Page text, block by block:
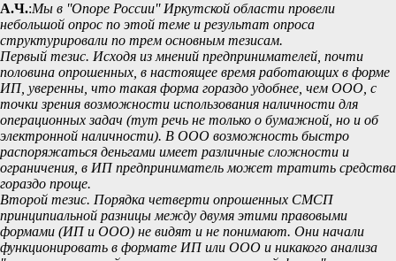
А.Ч.:Мы в ''Опоре России'' Иркутской области провели
небольшой опрос по этой теме и результат опроса
структурировали по трем основным тезисам.
Первый тезис. Исходя из мнений предпринимателей, почти
половина опрошенных, в настоящее время работающих в форме
ИП, уверенны, что такая форма гораздо удобнее, чем ООО, с
точки зрения возможности использования наличности для
операционных задач (тут речь не только о бумажной, но и об
электронной наличности). В ООО возможность быстро
распоряжаться деньгами имеет различные сложности и
ограничения, в ИП предприниматель может тратить средства
гораздо проще.
Второй тезис. Порядка четверти опрошенных СМСП
принципиальной разницы между двумя этими правовыми
формами (ИП и ООО) не видят и не понимают. Они начали
функционировать в формате ИП или ООО и никакого анализа